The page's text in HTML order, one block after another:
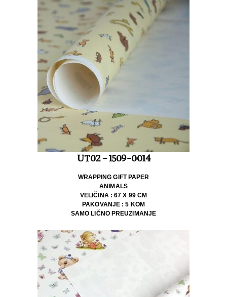
UT02 - 1509-0014
WRAPPING GIFT PAPER
ANIMALS
VELIČINA : 67 X 99 CM
PAKOVANJE : 5 KOM
SAMO LIČNO PREUZIMANJE